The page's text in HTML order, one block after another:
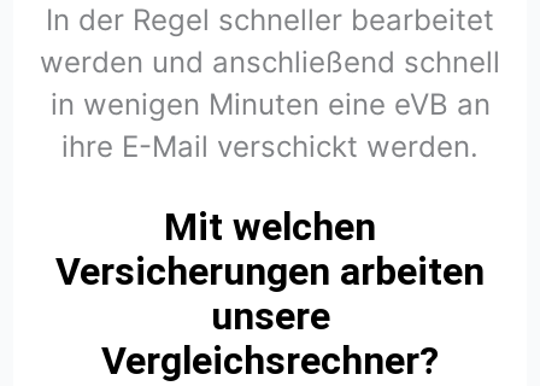
In der Regel schneller bearbeitet
werden und anschließend schnell
in wenigen Minuten eine eVB an
ihre E-Mail verschickt werden.
Mit welchen
Versicherungen arbeiten
unsere
Vergleichsrechner?